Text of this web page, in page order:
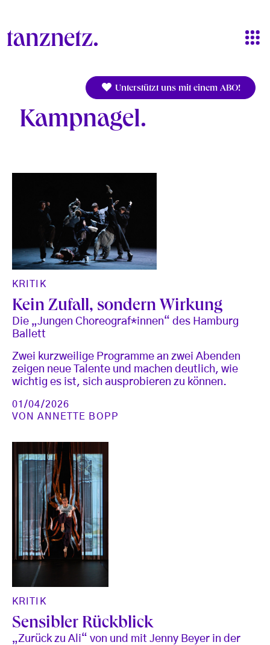
Unterstützt uns mit einem ABO!
Kampnagel
KRITIK
Kein Zufall, sondern Wirkung
Die „Jungen Choreograf*innen“ des Hamburg
Ballett
Zwei kurzweilige Programme an zwei Abenden
zeigen neue Talente und machen deutlich, wie
wichtig es ist, sich ausprobieren zu können.
01/04/2026
VONANNETTE BOPP
KRITIK
Sensibler Rückblick
„Zurück zu Ali“ von und mit Jenny Beyer in der